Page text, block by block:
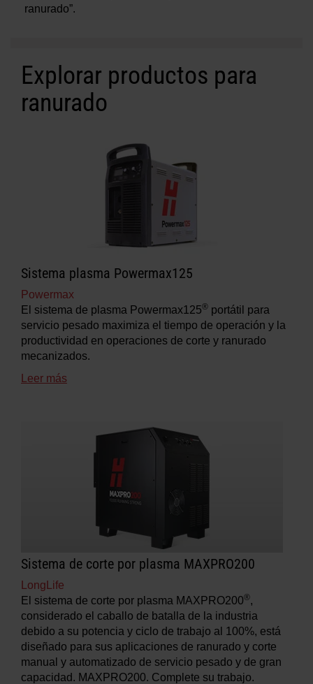
ranurado”.
Explorar productos para
ranurado
Sistema plasma Powermax125
Powermax
El sistema de plasma Powermax125® portátil para
servicio pesado maximiza el tiempo de operación y la
productividad en operaciones de corte y ranurado
mecanizados.
Leer más
Sistema de corte por plasma MAXPRO200
LongLife
El sistema de corte por plasma MAXPRO200®,
considerado el caballo de batalla de la industria
debido a su potencia y ciclo de trabajo al 100%, está
diseñado para sus aplicaciones de ranurado y corte
manual y automatizado de servicio pesado y de gran
capacidad. MAXPRO200. Complete su trabajo.